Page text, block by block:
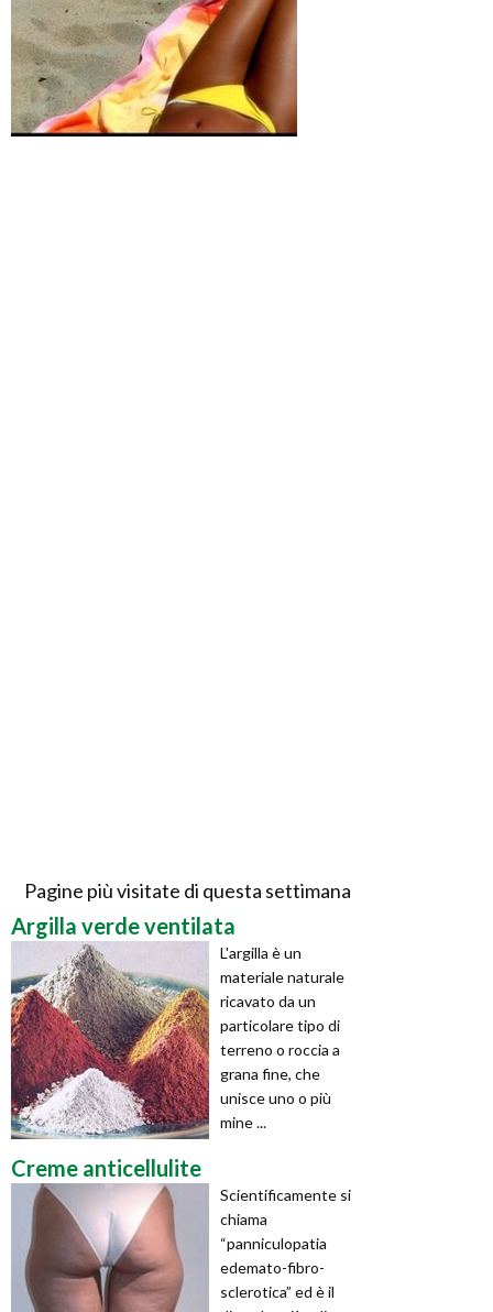
Pagine più visitate di questa settimana
Argilla verde ventilata
L'argilla è un
materiale naturale
ricavato da un
particolare tipo di
terreno o roccia a
grana fine, che
unisce uno o più
mine ...
Creme anticellulite
Scientificamente si
chiama
“panniculopatia
edemato-fibro-
sclerotica” ed è il